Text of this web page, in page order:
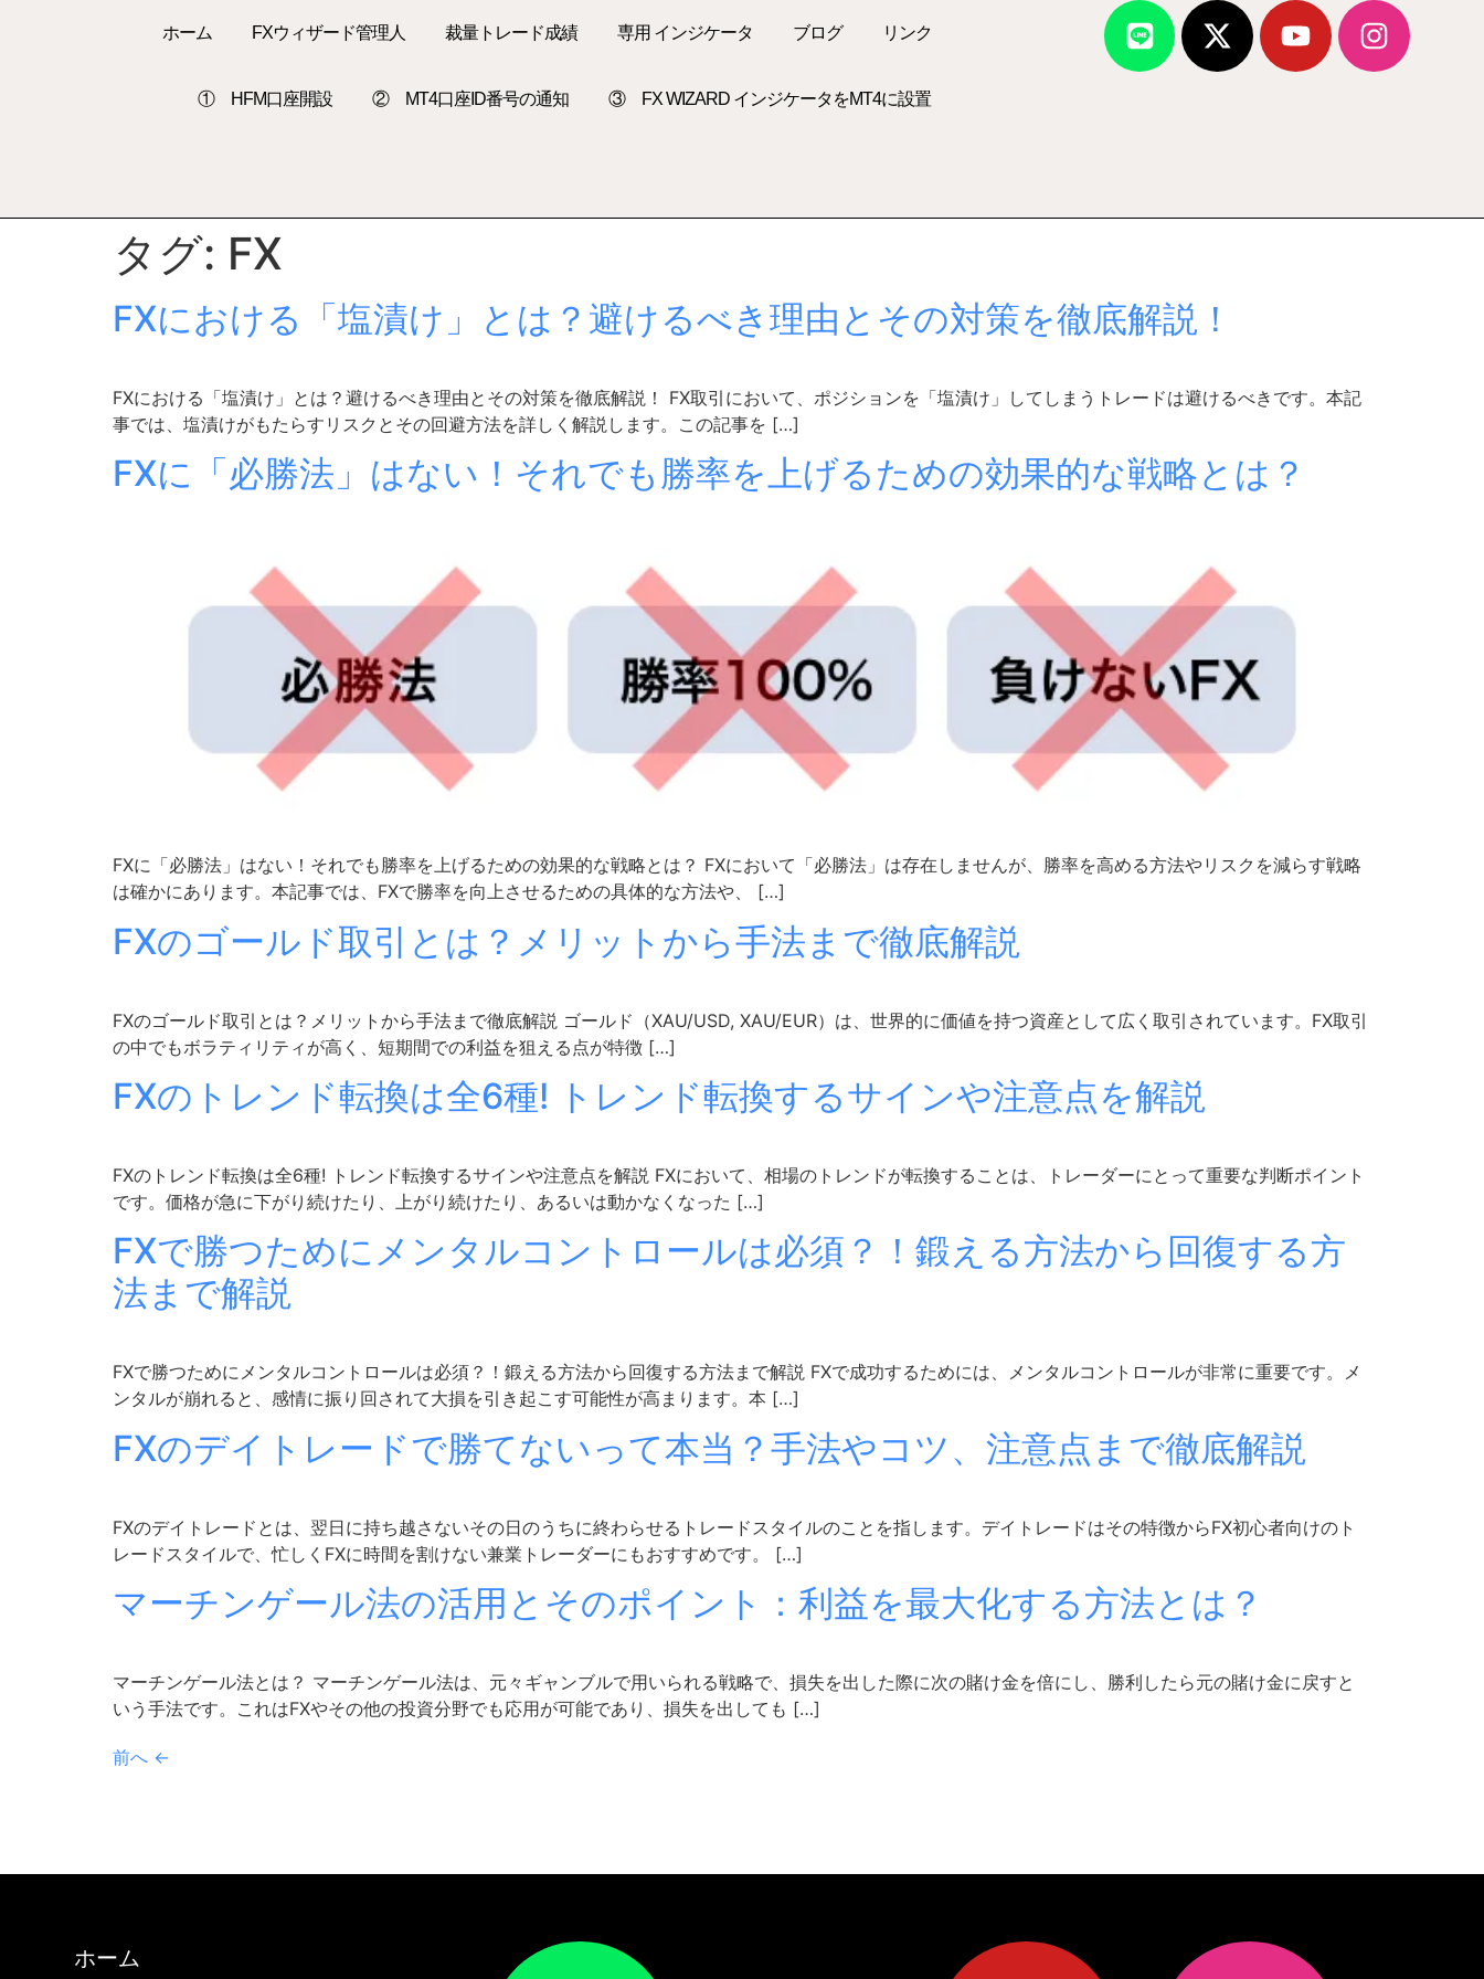
ホーム FXウィザード管理人 裁量トレード成績 専用 インジケータ ブログ リンク
① HFM口座開設 ② MT4口座ID番号の通知 ③ FX WIZARD インジケータをMT4に設置
タグ: FX
FXにおける「塩漬け」とは？避けるべき理由とその対策を徹底解説！
FXにおける「塩漬け」とは？避けるべき理由とその対策を徹底解説！ FX取引において、ポジションを「塩漬け」してしまうトレードは避けるべきです。本記
事では、塩漬けがもたらすリスクとその回避方法を詳しく解説します。この記事を […]
FXに「必勝法」はない！それでも勝率を上げるための効果的な戦略とは？
FXに「必勝法」はない！それでも勝率を上げるための効果的な戦略とは？ FXにおいて「必勝法」は存在しませんが、勝率を高める方法やリスクを減らす戦略
は確かにあります。本記事では、FXで勝率を向上させるための具体的な方法や、 […]
FXのゴールド取引とは？メリットから手法まで徹底解説
FXのゴールド取引とは？メリットから手法まで徹底解説 ゴールド（XAU/USD, XAU/EUR）は、世界的に価値を持つ資産として広く取引されています。FX取引
の中でもボラティリティが高く、短期間での利益を狙える点が特徴 […]
FXのトレンド転換は全6種! トレンド転換するサインや注意点を解説
FXのトレンド転換は全6種! トレンド転換するサインや注意点を解説 FXにおいて、相場のトレンドが転換することは、トレーダーにとって重要な判断ポイント
です。価格が急に下がり続けたり、上がり続けたり、あるいは動かなくなった […]
FXで勝つためにメンタルコントロールは必須？！鍛える方法から回復する方
法まで解説
FXで勝つためにメンタルコントロールは必須？！鍛える方法から回復する方法まで解説 FXで成功するためには、メンタルコントロールが非常に重要です。メ
ンタルが崩れると、感情に振り回されて大損を引き起こす可能性が高まります。本 […]
FXのデイトレードで勝てないって本当？手法やコツ、注意点まで徹底解説
FXのデイトレードとは、翌日に持ち越さないその日のうちに終わらせるトレードスタイルのことを指します。デイトレードはその特徴からFX初心者向けのト
レードスタイルで、忙しくFXに時間を割けない兼業トレーダーにもおすすめです。 […]
マーチンゲール法の活用とそのポイント：利益を最大化する方法とは？
マーチンゲール法とは？ マーチンゲール法は、元々ギャンブルで用いられる戦略で、損失を出した際に次の賭け金を倍にし、勝利したら元の賭け金に戻すと
いう手法です。これはFXやその他の投資分野でも応用が可能であり、損失を出しても […]
前へ ←
ホーム